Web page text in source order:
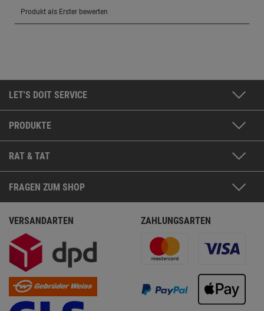
LET'S DOIT SERVICE
PRODUKTE
RAT & TAT
FRAGEN ZUM SHOP
VERSANDARTEN ZAHLUNGSARTEN